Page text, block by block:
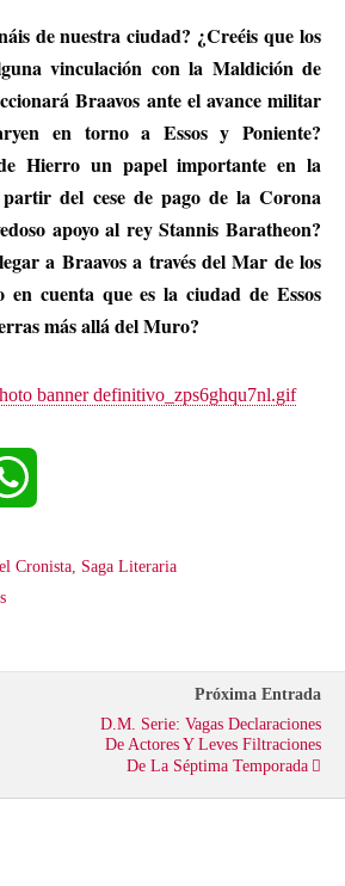
de nuestra ciudad? ¿Creéis que los
vinculación con la Maldición de
Braavos ante el avance militar
en torno a Essos y Poniente?
Hierro un papel importante en la
del cese de pago de la Corona
apoyo al rey Stannis Baratheon?
a Braavos a través del Mar de los
en cuenta que es la ciudad de Essos
más allá del Muro?
Cronista, Saga Literaria
Próxima Entrada
D.M. Serie: Vagas Declaraciones
De Actores Y Leves Filtraciones
De La Séptima Temporada